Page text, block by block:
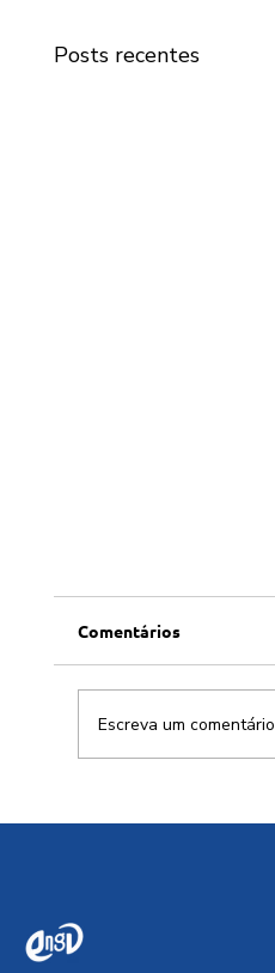
Posts recentes
Comentários
Escreva um comentário